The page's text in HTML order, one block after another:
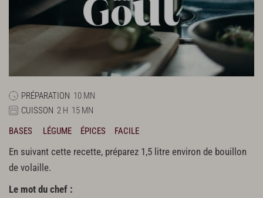
PRÉPARATION 10 MN
CUISSON 2 H 15 MN
BASES
LÉGUME ÉPICES FACILE
En suivant cette recette, préparez 1,5 litre environ de bouillon
de volaille.
Le mot du chef :